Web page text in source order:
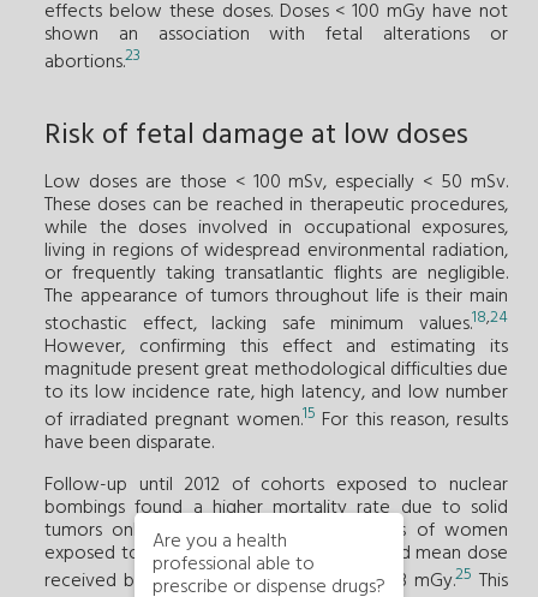
effects below these doses. Doses < 100 mGy have not
shown an association with fetal alterations or
abortions.23
Risk of fetal damage at low doses
Low doses are those < 100 mSv, especially < 50 mSv.
These doses can be reached in therapeutic procedures,
while the doses involved in occupational exposures,
living in regions of widespread environmental radiation,
or frequently taking transatlantic flights are negligible.
The appearance of tumors throughout life is their main
stochastic effect, lacking safe minimum values.18,24
However, confirming this effect and estimating its
magnitude present great methodological difficulties due
to its low incidence rate, high latency, and low number
of irradiated pregnant women.15 For this reason, results
have been disparate.
Follow-up until 2012 of cohorts exposed to nuclear
bombings found a higher mortality rate due to solid
tumors only from adulthood in daughters of women
exposed to this radiation, with an estimated mean dose
received by these pregnant women of 123 mGy.25 This
Are you a health
professional able to
prescribe or dispense drugs?